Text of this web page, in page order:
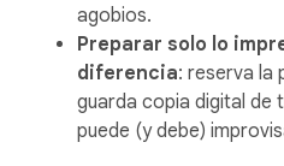
agobios.
Preparar solo lo
diferencia: reserva la
guarda copia digital de
puede (y debe)